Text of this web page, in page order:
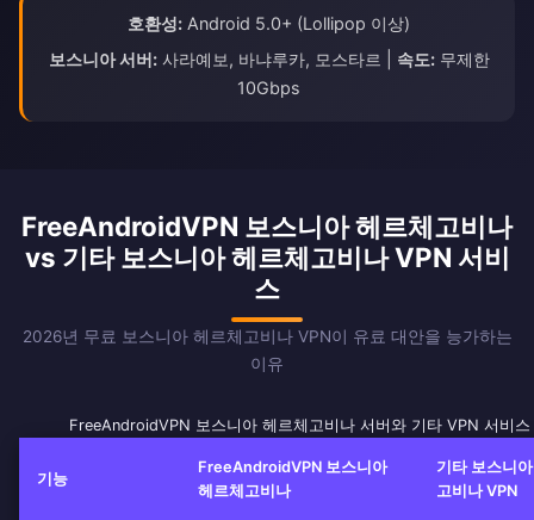
호환성: Android 5.0+ (Lollipop 이상)
보스니아 서버:사라예보, 바냐루카, 모스타르 | 속도:무제한
10Gbps
FreeAndroidVPN 보스니아 헤르체고비나
vs 기타 보스니아 헤르체고비나 VPN 서비
스
2026년 무료 보스니아 헤르체고비나 VPN이 유료 대안을 능가하는
이유
FreeAndroidVPN 보스니아 헤르체고비나 서버와 기타 VPN 서비스
기능
FreeAndroidVPN 보스니아
헤르체고비나
기타 보스니
고비나 VPN